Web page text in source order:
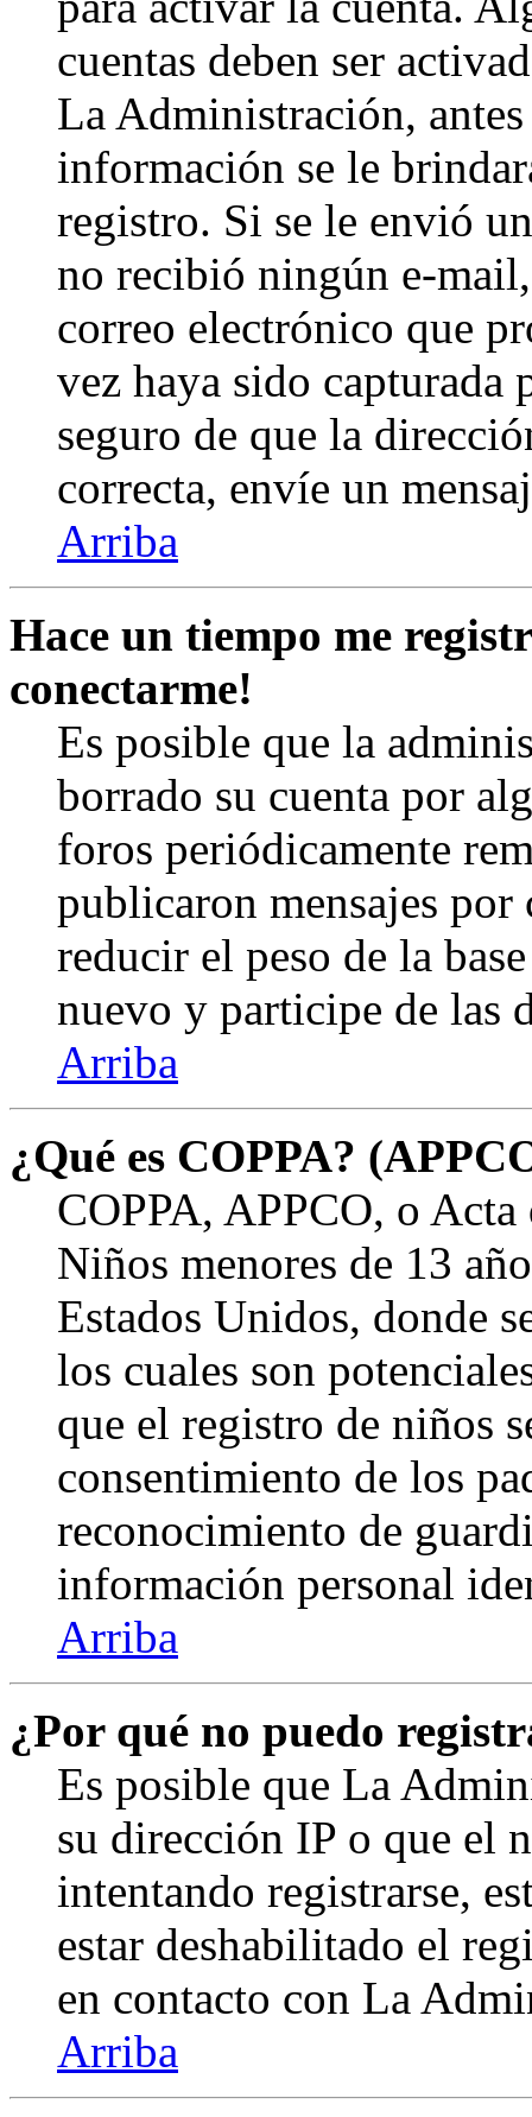
cuentas deben ser
La Administración,
información se le
registro. Si se le envió
no recibió ningún e-
correo electrónico que
vez haya sido
seguro de que la
correcta, envíe un
Arriba
Hace un tiempo me
conectarme!
Es posible que la
borrado su cuenta por
foros periódicamente
publicaron mensajes
reducir el peso de la
nuevo y participe de las
Arriba
¿Qué es COPPA?
COPPA, APPCO, o
Niños menores de 13
Estados Unidos, donde
los cuales son
que el registro de niños
consentimiento de los
reconocimiento de
información personal
Arriba
¿Por qué no puedo
Es posible que La
su dirección IP o que el
intentando registrarse,
estar deshabilitado el
en contacto con La
Arriba